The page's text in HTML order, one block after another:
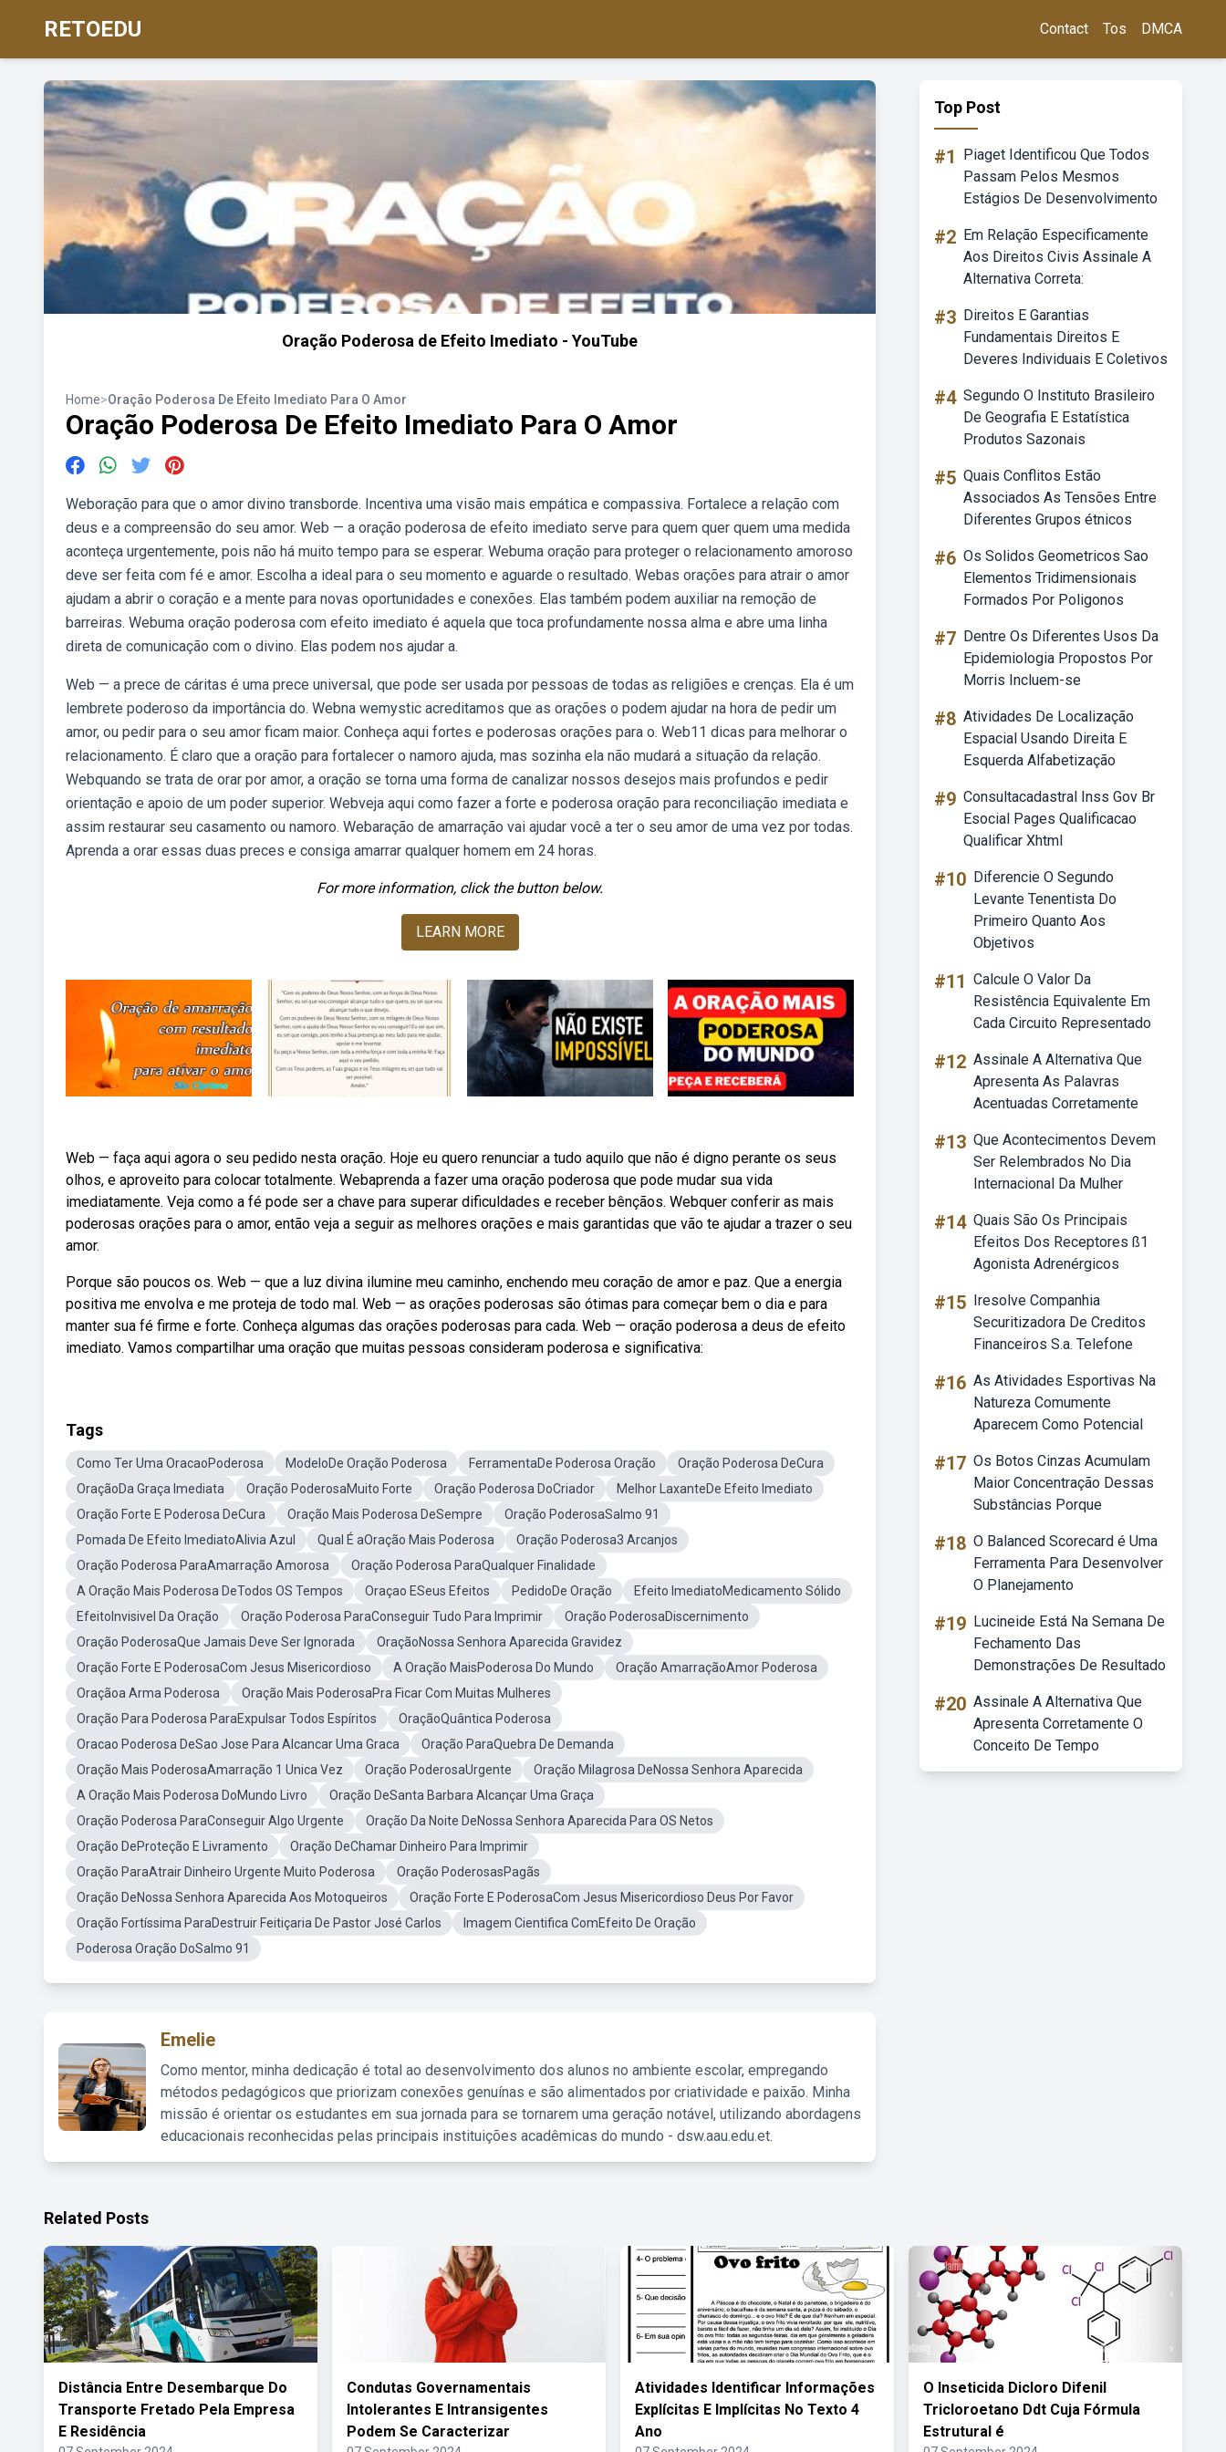
RETOEDU Contact Tos DMCA
Oração Poderosa de Efeito Imediato - YouTube
Home>Oração Poderosa De Efeito Imediato Para O Amor
Oração Poderosa De Efeito Imediato Para O Amor
Weboração para que o amor divino transborde. Incentiva uma visão mais empática e compassiva. Fortalece a relação com
deus e a compreensão do seu amor. Web — a oração poderosa de efeito imediato serve para quem quer quem uma medida
aconteça urgentemente, pois não há muito tempo para se esperar. Webuma oração para proteger o relacionamento amoroso
deve ser feita com fé e amor. Escolha a ideal para o seu momento e aguarde o resultado. Webas orações para atrair o amor
ajudam a abrir o coração e a mente para novas oportunidades e conexões. Elas também podem auxiliar na remoção de
barreiras. Webuma oração poderosa com efeito imediato é aquela que toca profundamente nossa alma e abre uma linha
direta de comunicação com o divino. Elas podem nos ajudar a.
Web — a prece de cáritas é uma prece universal, que pode ser usada por pessoas de todas as religiões e crenças. Ela é um
lembrete poderoso da importância do. Webna wemystic acreditamos que as orações o podem ajudar na hora de pedir um
amor, ou pedir para o seu amor ficam maior. Conheça aqui fortes e poderosas orações para o. Web11 dicas para melhorar o
relacionamento. É claro que a oração para fortalecer o namoro ajuda, mas sozinha ela não mudará a situação da relação.
Webquando se trata de orar por amor, a oração se torna uma forma de canalizar nossos desejos mais profundos e pedir
orientação e apoio de um poder superior. Webveja aqui como fazer a forte e poderosa oração para reconciliação imediata e
assim restaurar seu casamento ou namoro. Webaração de amarração vai ajudar você a ter o seu amor de uma vez por todas.
Aprenda a orar essas duas preces e consiga amarrar qualquer homem em 24 horas.
For more information, click the button below.
LEARN MORE
Web — faça aqui agora o seu pedido nesta oração. Hoje eu quero renunciar a tudo aquilo que não é digno perante os seus
olhos, e aproveito para colocar totalmente. Webaprenda a fazer uma oração poderosa que pode mudar sua vida
imediatamente. Veja como a fé pode ser a chave para superar dificuldades e receber bênçãos. Webquer conferir as mais
poderosas orações para o amor, então veja a seguir as melhores orações e mais garantidas que vão te ajudar a trazer o seu
amor.
Porque são poucos os. Web — que a luz divina ilumine meu caminho, enchendo meu coração de amor e paz. Que a energia
positiva me envolva e me proteja de todo mal. Web — as orações poderosas são ótimas para começar bem o dia e para
manter sua fé firme e forte. Conheça algumas das orações poderosas para cada. Web — oração poderosa a deus de efeito
imediato. Vamos compartilhar uma oração que muitas pessoas consideram poderosa e significativa:
Tags
Como Ter Uma OracaoPoderosa ModeloDe Oração Poderosa FerramentaDe Poderosa Oração
Oração Poderosa DeCura
OraçãoDa Graça Imediata
Oração PoderosaMuito Forte Oração Poderosa DoCriador
Melhor LaxanteDe Efeito Imediato
Oração Forte E Poderosa DeCura
Oração Mais Poderosa DeSempre
Oração PoderosaSalmo 91
Pomada De Efeito ImediatoAlivia Azul
Qual É aOração Mais Poderosa
Oração Poderosa3 Arcanjos
Oração Poderosa ParaAmarração Amorosa
Oração Poderosa ParaQualquer Finalidade
A Oração Mais Poderosa DeTodos OS Tempos
Oraçao ESeus Efeitos PedidoDe Oração
Efeito ImediatoMedicamento Sólido
EfeitoInvisivel Da Oração
Oração Poderosa ParaConseguir Tudo Para Imprimir
Oração PoderosaDiscernimento
Oração PoderosaQue Jamais Deve Ser Ignorada
OraçãoNossa Senhora Aparecida Gravidez
Oração Forte E PoderosaCom Jesus Misericordioso
A Oração MaisPoderosa Do Mundo
Oração AmarraçãoAmor Poderosa
Oraçãoa Arma Poderosa
Oração Mais PoderosaPra Ficar Com Muitas Mulheres
Oração Para Poderosa ParaExpulsar Todos Espíritos
OraçãoQuântica Poderosa
Oracao Poderosa DeSao Jose Para Alcancar Uma Graca
Oração ParaQuebra De Demanda
Oração Mais PoderosaAmarração 1 Unica Vez
Oração PoderosaUrgente
Oração Milagrosa DeNossa Senhora Aparecida
A Oração Mais Poderosa DoMundo Livro
Oração DeSanta Barbara Alcançar Uma Graça
Oração Poderosa ParaConseguir Algo Urgente
Oração Da Noite DeNossa Senhora Aparecida Para OS Netos
Oração DeProteção E Livramento
Oração DeChamar Dinheiro Para Imprimir
Oração ParaAtrair Dinheiro Urgente Muito Poderosa
Oração PoderosasPagãs
Oração DeNossa Senhora Aparecida Aos Motoqueiros
Oração Forte E PoderosaCom Jesus Misericordioso Deus Por Favor
Oração Fortíssima ParaDestruir Feitiçaria De Pastor José Carlos
Imagem Cientifica ComEfeito De Oração
Poderosa Oração DoSalmo 91
Emelie
Como mentor, minha dedicação é total ao desenvolvimento dos alunos no ambiente escolar, empregando
métodos pedagógicos que priorizam conexões genuínas e são alimentados por criatividade e paixão. Minha
missão é orientar os estudantes em sua jornada para se tornarem uma geração notável, utilizando abordagens
educacionais reconhecidas pelas principais instituições acadêmicas do mundo - dsw.aau.edu.et.
Top Post
#1
Piaget Identificou Que Todos
Passam Pelos Mesmos
Estágios De Desenvolvimento
#2 Em Relação Especificamente
Aos Direitos Civis Assinale A
Alternativa Correta:
#3 Direitos E Garantias
Fundamentais Direitos E
Deveres Individuais E Coletivos
#4 Segundo O Instituto Brasileiro
De Geografia E Estatística
Produtos Sazonais
#5 Quais Conflitos Estão
Associados As Tensões Entre
Diferentes Grupos étnicos
#6 Os Solidos Geometricos Sao
Elementos Tridimensionais
Formados Por Poligonos
#7 Dentre Os Diferentes Usos Da
Epidemiologia Propostos Por
Morris Incluem-se
#8 Atividades De Localização
Espacial Usando Direita E
Esquerda Alfabetização
#9 Consultacadastral Inss Gov Br
Esocial Pages Qualificacao
Qualificar Xhtml
#10 Diferencie O Segundo
Levante Tenentista Do
Primeiro Quanto Aos
Objetivos
#11 Calcule O Valor Da
Resistência Equivalente Em
Cada Circuito Representado
#12 Assinale A Alternativa Que
Apresenta As Palavras
Acentuadas Corretamente
#13 Que Acontecimentos Devem
Ser Relembrados No Dia
Internacional Da Mulher
#14 Quais São Os Principais
Efeitos Dos Receptores ß1
Agonista Adrenérgicos
#15 Iresolve Companhia
Securitizadora De Creditos
Financeiros S.a. Telefone
#16 As Atividades Esportivas Na
Natureza Comumente
Aparecem Como Potencial
#17 Os Botos Cinzas Acumulam
Maior Concentração Dessas
Substâncias Porque
#18 O Balanced Scorecard é Uma
Ferramenta Para Desenvolver
O Planejamento
#19 Lucineide Está Na Semana De
Fechamento Das
Demonstrações De Resultado
#20 Assinale A Alternativa Que
Apresenta Corretamente O
Conceito De Tempo
Related Posts
Distância Entre Desembarque Do
Transporte Fretado Pela Empresa
E Residência
Condutas Governamentais
Intolerantes E Intransigentes
Podem Se Caracterizar
Atividades Identificar Informações
Explícitas E Implícitas No Texto 4
Ano
O Inseticida Dicloro Difenil
Tricloroetano Ddt Cuja Fórmula
Estrutural é